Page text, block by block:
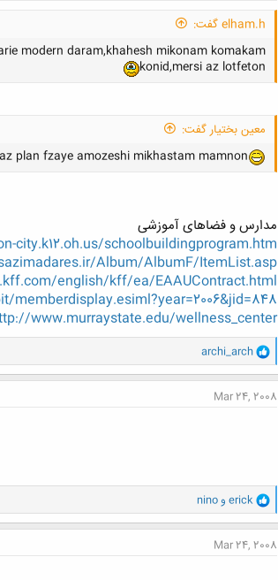
elham.h گفت:
modern daram,khahesh mikonam komakam
konid,mersi az lotfeton
معین بختیار گفت:
plan fzaye amozeshi mikhastam mamnon
مدارس و فضاهای آموزشی
city.k12.oh.us/schoolbuildingprogram.htm
Album/AlbumF/ItemList.asp
english/kff/ea/EAAUContract.html
www.murraystate.edu/wellness_center/
و
ا
ک
ن
ش
archi_arch
Mar 24, 2008
و
ا
ک
ن
ش
erick وnino
Mar 24, 2008